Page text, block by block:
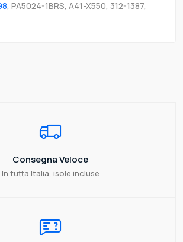
, PA5024-1BRS, A41-X550, 312-1387,
Consegna Veloce
In tutta Italia, isole incluse